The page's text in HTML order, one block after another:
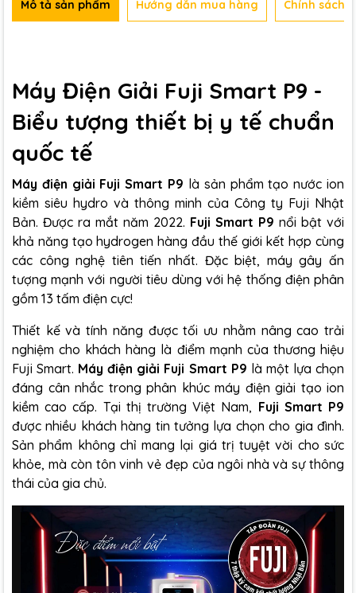
Mô tả sản phẩm Hướng dẫn mua hàng Chính sách
Máy Điện Giải Fuji Smart P9 -
Biểu tượng thiết bị y tế chuẩn
quốc tế
Máy điện giải Fuji Smart P9 là sản phẩm tạo nước ion
kiềm siêu hydro và thông minh của Công ty Fuji Nhật
Bản. Được ra mắt năm 2022. Fuji Smart P9 nổi bật với
khả năng tạo hydrogen hàng đầu thế giới kết hợp cùng
các công nghệ tiên tiến nhất. Đặc biệt, máy gây ấn
tượng mạnh với người tiêu dùng với hệ thống điện phân
gồm 13 tấm điện cực!
Thiết kế và tính năng được tối ưu nhằm nâng cao trải
nghiệm cho khách hàng là điểm mạnh của thương hiệu
Fuji Smart. Máy điện giải Fuji Smart P9 là một lựa chọn
đáng cân nhắc trong phân khúc máy điện giải tạo ion
kiềm cao cấp. Tại thị trường Việt Nam, Fuji Smart P9
được nhiều khách hàng tin tưởng lựa chọn cho gia đình.
Sản phẩm không chỉ mang lại giá trị tuyệt vời cho sức
khỏe, mà còn tôn vinh vẻ đẹp của ngôi nhà và sự thông
thái của gia chủ.